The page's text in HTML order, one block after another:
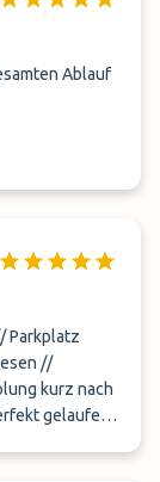
Ablauf
Parkplatz
//
kurz nach
gelaufen.